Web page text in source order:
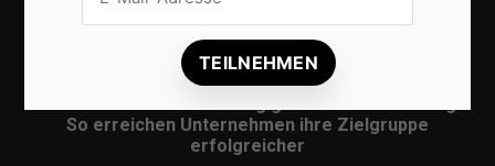
So erreichen Unternehmen ihre Zielgruppe
erfolgreicher